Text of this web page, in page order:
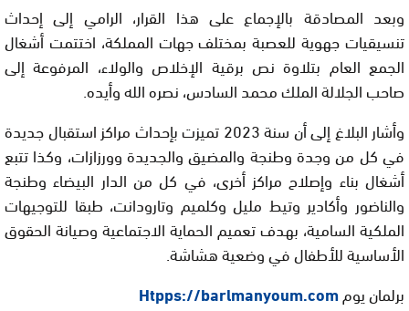
وبعد المصادقة بالإجماع على هذا القرار، الرامي إلى إحداث
تنسيقيات جهوية للعصبة بمختلف جهات المملكة، اختتمت أشغال
الجمع العام بتلاوة نص برقية الإخلاص والولاء، المرفوعة إلى
صاحب الجلالة الملك محمد السادس، نصره الله وأيده.
وأشار البلاغ إلى أن سنة 2023 تميزت بإحداث مراكز استقبال جديدة
في كل من وجدة وطنجة والمضيق والجديدة وورزازات، وكذا تتبع
أشغال بناء وإصلاح مراكز أخرى، في كل من الدار البيضاء وطنجة
والناضور وأكادير وتيط مليل وكلميم وتارودانت، طبقا للتوجيهات
الملكية السامية، بهدف تعميم الحماية الاجتماعية وصيانة الحقوق
الأساسية للأطفال في وضعية هشاشة.
برلمان يومHtpps://barlmanyoum.com